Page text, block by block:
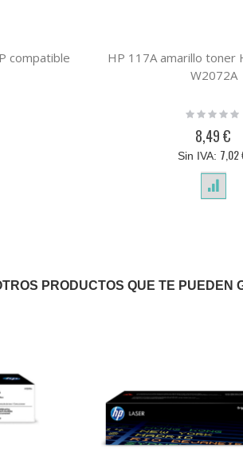
compatible
HP 117A amarillo toner
W2072A
Rating:
8,49 €
7,02
PRODUCTOS QUE TE PUEDEN